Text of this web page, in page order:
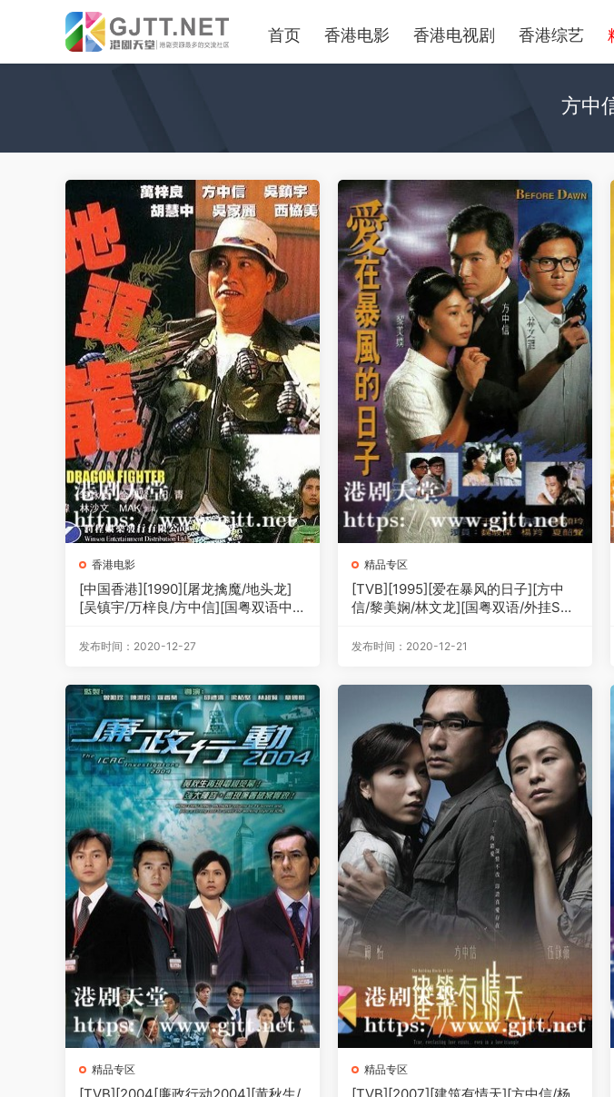
首页 香港电影 香港电视剧 香港综艺
方中
香港电影
[中国香港][1990][屠龙擒魔/地头龙]
[吴镇宇/万梓良/方中信][国粤双语中
发布时间：2020-12-27
精品专区
[TVB][1995][爱在暴风的日子][方中
信/黎美娴/林文龙][国粤双语/外挂SRT
单集约850M]
发布时间：2020-12-21
精品专区 精品专区